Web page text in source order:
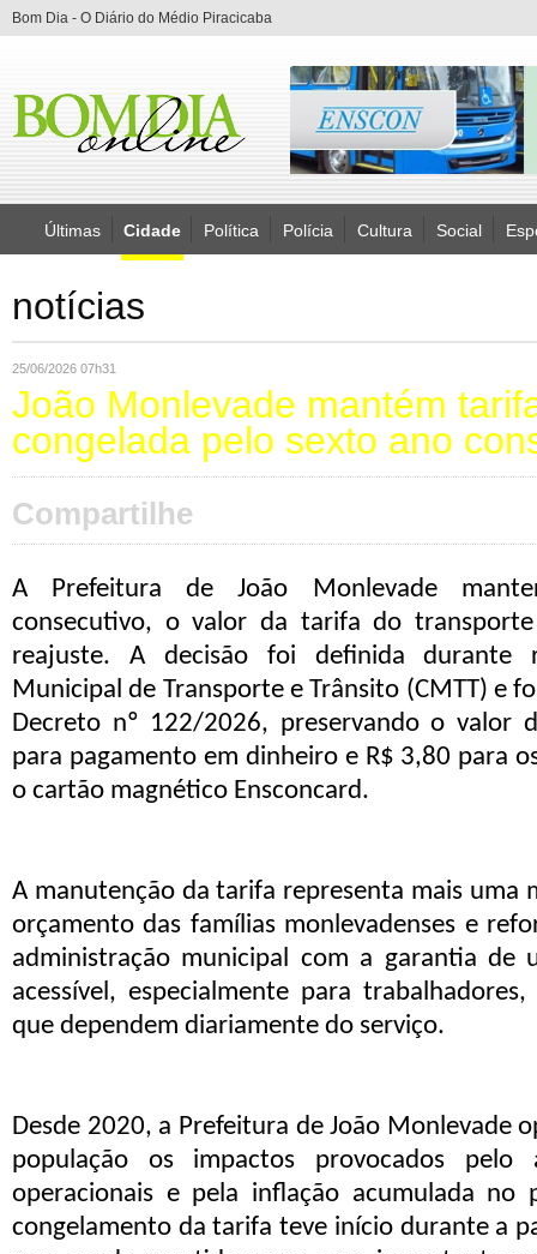
Bom Dia - O Diário do Médio Piracicaba
Últimas Cidade Política Polícia Cultura Social
notícias
25/06/2026 07h31
João Monlevade mantém
congelada pelo sexto ano
Compartilhe
A Prefeitura de João Monlevade
consecutivo, o valor da tarifa do
reajuste. A decisão foi definida durante
Municipal de Transporte e Trânsito (CMTT) e
Decreto nº 122/2026, preservando o valor
para pagamento em dinheiro e R$ 3,80 para
o cartão magnético Ensconcard.
A manutenção da tarifa representa mais uma
orçamento das famílias monlevadenses e
administração municipal com a garantia de
acessível, especialmente para
que dependem diariamente do serviço.
Desde 2020, a Prefeitura de João Monlevade
população os impactos provocados pelo
operacionais e pela inflação acumulada no
congelamento da tarifa teve início durante a